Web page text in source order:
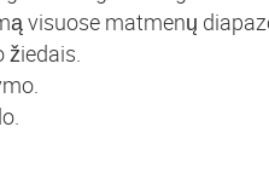
visuose matmenų
žiedais.